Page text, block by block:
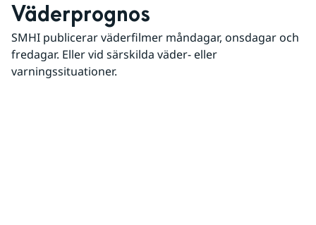
Väderprognos
SMHI publicerar väderfilmer måndagar, onsdagar och
fredagar. Eller vid särskilda väder- eller
varningssituationer.